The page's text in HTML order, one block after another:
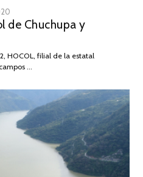
DE
2026
de Chuchupa y
HOCOL, filial de la estatal
…